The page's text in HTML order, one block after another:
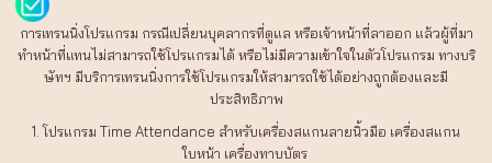
การเทรนนิ่งโปรแกรม กรณีเปลี่ยนบุคลากรที่ดูแล หรือเจ้าหน้าที่ลาออก แล้วผู้ที่มา
ทำหน้าที่แทนไม่สามารถใช้โปรแกรมได้ หรือไม่มีความเข้าใจในตัวโปรแกรม ทางบริ
ษัทฯ มีบริการเทรนนิ่งการใช้โปรแกรมให้สามารถใช้ได้อย่างถูกต้องและมี
ประสิทธิภาพ
1. โปรแกรม Time Attendance สำหรับเครื่องสแกนลายนิ้วมือ เครื่องสแกน
ใบหน้า เครื่องทาบบัตร